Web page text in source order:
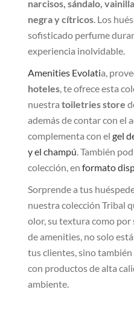
narcisos, sándalo,
negra y cítricos . Los
sofisticado perfume
experiencia inolvidable.
Amenities Evolatia,
hoteles , te ofrece esta
nuestra toiletries store
además de contar con el
complementa con el gel
y el champú . También
colección, en formato
Sorprende a tus
nuestra colección Tribal
olor, su textura como por
de amenities, no solo
tus clientes, sino
con productos de alta
ambiente.